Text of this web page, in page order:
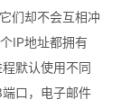
们却不会互相冲
IP地址都拥有
默认使用不同
口，电子邮件